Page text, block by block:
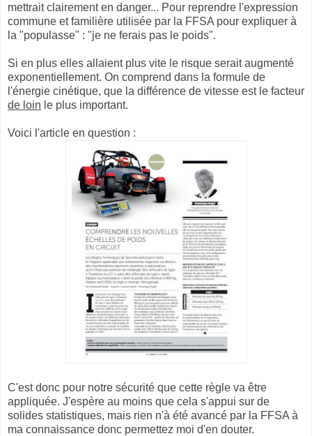
mettrait clairement en danger... Pour reprendre l'expression
commune et familière utilisée par la FFSA pour expliquer à
la "populasse" : "je ne ferais pas le poids".
Si en plus elles allaient plus vite le risque serait augmenté
exponentiellement. On comprend dans la formule de
l'énergie cinétique, que la différence de vitesse est le facteur
de loin le plus important.
Voici l'article en question :
C'est donc pour notre sécurité que cette règle va être
appliquée. J'espère au moins que cela s'appui sur de
solides statistiques, mais rien n'à été avancé par la FFSA à
ma connaissance donc permettez moi d'en douter.